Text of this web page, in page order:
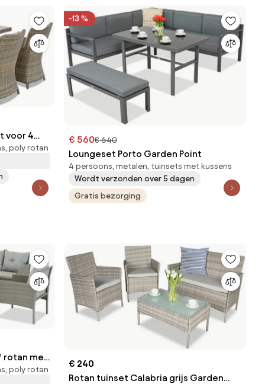
voor 4
poly rotan
-13 %
€ 560€ 640
Loungeset Porto Garden Point
4 persoons, metalen, tuinsets met kussens
Wordt verzonden over 5 dagen
Gratis bezorging
rotan met
poly rotan
€ 240
Rotan tuinset Calabria grijs Garden